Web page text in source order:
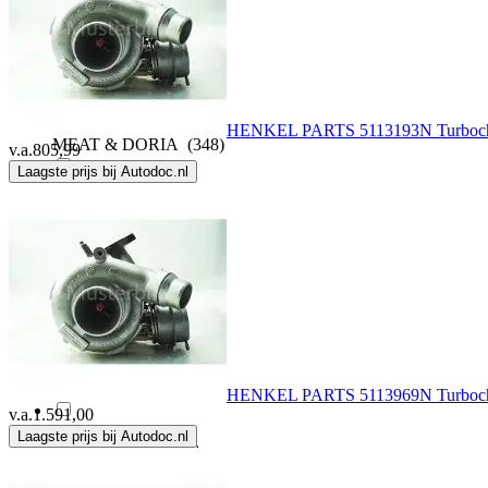
MAPCO(114)
Master Sport(1)
MEAT & DORIA (348)
Nissens(104)
NRF(122)
OE GERMANY(1)
HENKEL PARTS 5113193N
v.a.805,99
Laagste prijs bij Autodoc.nl
HENKEL PARTS 5113969N
v.a.1.591,00
Laagste prijs bij Autodoc.nl